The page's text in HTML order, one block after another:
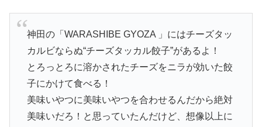
神田の「WARASHIBE GYOZA 」にはチーズタッ
カルビならぬ“チーズタッカル餃子”があるよ！
とろっとろに溶かされたチーズをニラが効いた餃
子にかけて食べる！
美味いやつに美味いやつを合わせるんだから絶対
美味いだろ！と思っていたんだけど、想像以上に